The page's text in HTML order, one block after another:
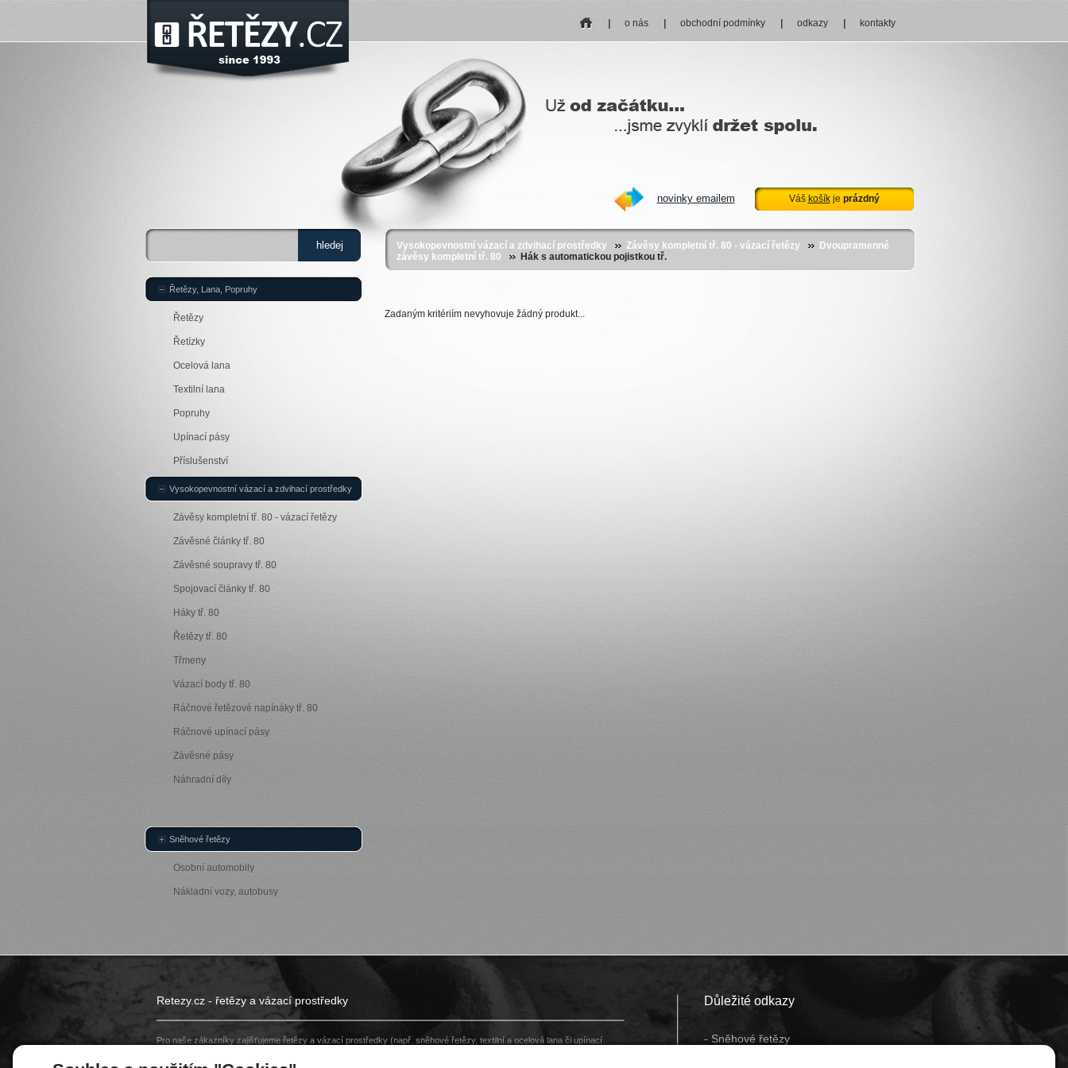
o nás obchodní podmínky odkazy kontakty
novinky emailem Váš košíkje prázdný
Vysokopevnostní vázací a zdvihací prostředky Závěsy kompletní tř. 80 - vázací řetězy
Dvoupramenné
závěsy kompletní tř. 80
Hák s automatickou pojistkou tř.
Zadaným kritériím nevyhovuje žádný produkt...
Řetězy, Lana, Popruhy
Řetězy
Řetízky
Ocelová lana
Textilní lana
Popruhy
Upínací pásy
Příslušenství
Vysokopevnostní vázací a zdvihací prostředky
Závěsy kompletní tř. 80 - vázací řetězy
Závěsné články tř. 80
Závěsné soupravy tř. 80
Spojovací články tř. 80
Háky tř. 80
Řetězy tř. 80
Třmeny
Vázací body tř. 80
Ráčnové řetězové napínáky tř. 80
Ráčnové upínací pásy
Závěsné pásy
Náhradní díly
Sněhové řetězy
Osobní automobily
Nákladní vozy, autobusy
Retezy.cz - řetězy a vázací prostředky
Pro naše zákazníky zajišťujeme řetězy a vázací prostředky (např. sněhové řetězy, textilní a ocelová lana či upínací
Důležité odkazy
Sněhové řetězy